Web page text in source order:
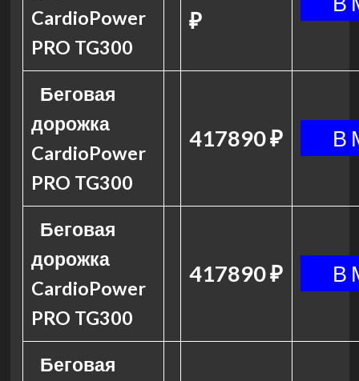
CardioPower
PRO TG300
₽
Беговая
дорожка
CardioPower
PRO TG300
417890 ₽
Беговая
дорожка
CardioPower
PRO TG300
417890 ₽
Беговая